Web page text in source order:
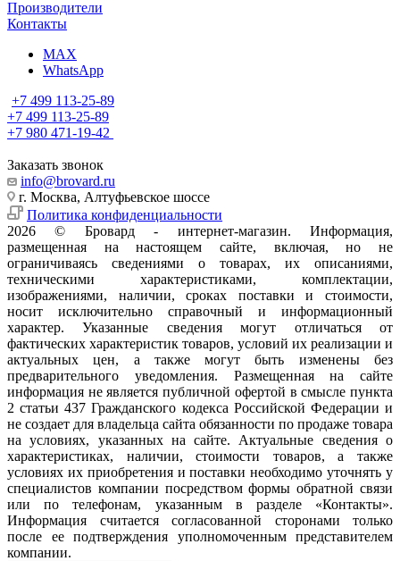
Производители
Контакты
MAX
WhatsApp
+7 499 113-25-89
+7 499 113-25-89
+7 980 471-19-42
Заказать звонок
info@brovard.ru
г. Москва, Алтуфьевское шоссе
Политика конфиденциальности
2026 © Бровард - интернет-магазин. Информация,
размещенная на настоящем сайте, включая, но не
ограничиваясь сведениями о товарах, их описаниями,
техническими характеристиками, комплектации,
изображениями, наличии, сроках поставки и стоимости,
носит исключительно справочный и информационный
характер. Указанные сведения могут отличаться от
фактических характеристик товаров, условий их реализации и
актуальных цен, а также могут быть изменены без
предварительного уведомления. Размещенная на сайте
информация не является публичной офертой в смысле пункта
2 статьи 437 Гражданского кодекса Российской Федерации и
не создает для владельца сайта обязанности по продаже товара
на условиях, указанных на сайте. Актуальные сведения о
характеристиках, наличии, стоимости товаров, а также
условиях их приобретения и поставки необходимо уточнять у
специалистов компании посредством формы обратной связи
или по телефонам, указанным в разделе «Контакты».
Информация считается согласованной сторонами только
после ее подтверждения уполномоченным представителем
компании.